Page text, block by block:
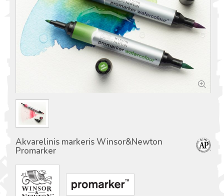
Akvarelinis markeris Winsor&Newton
Promarker